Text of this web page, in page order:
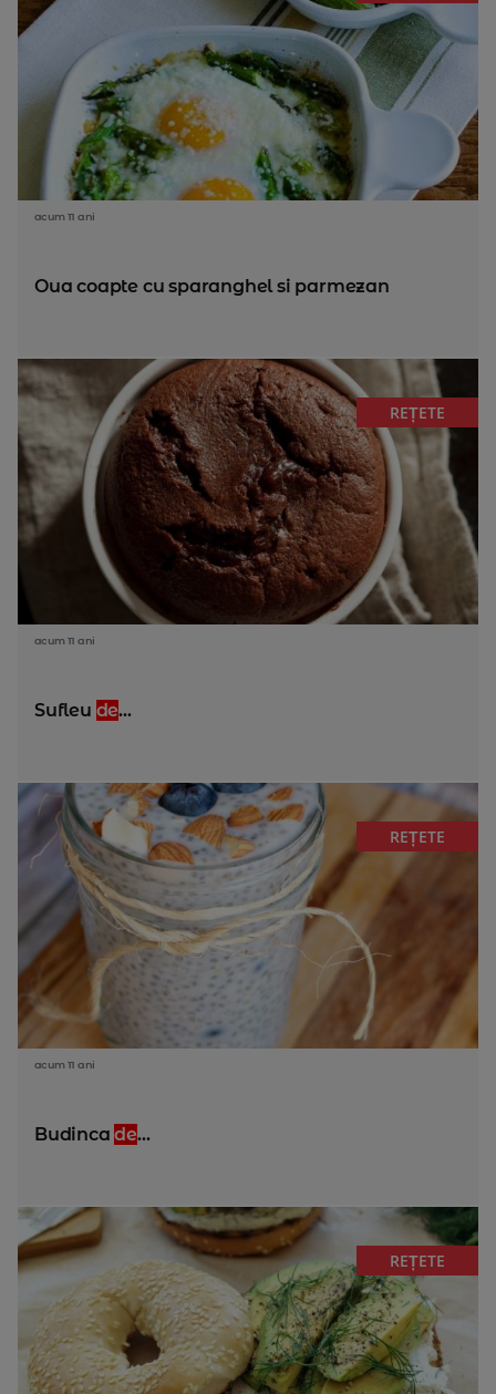
acum 11 ani
Oua coapte cu sparanghel si parmezan
REȚETE
acum 11 ani
Sufleu de...
REȚETE
acum 11 ani
Budincade...
REȚETE